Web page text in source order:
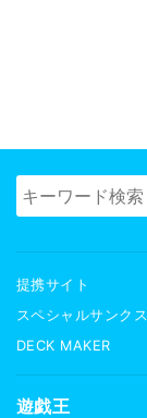
提携サイト
スペシャルサンクス
DECK MAKER
遊戯王